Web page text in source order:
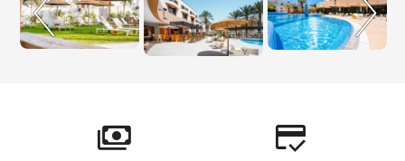
הפעילות
credit_score
payments